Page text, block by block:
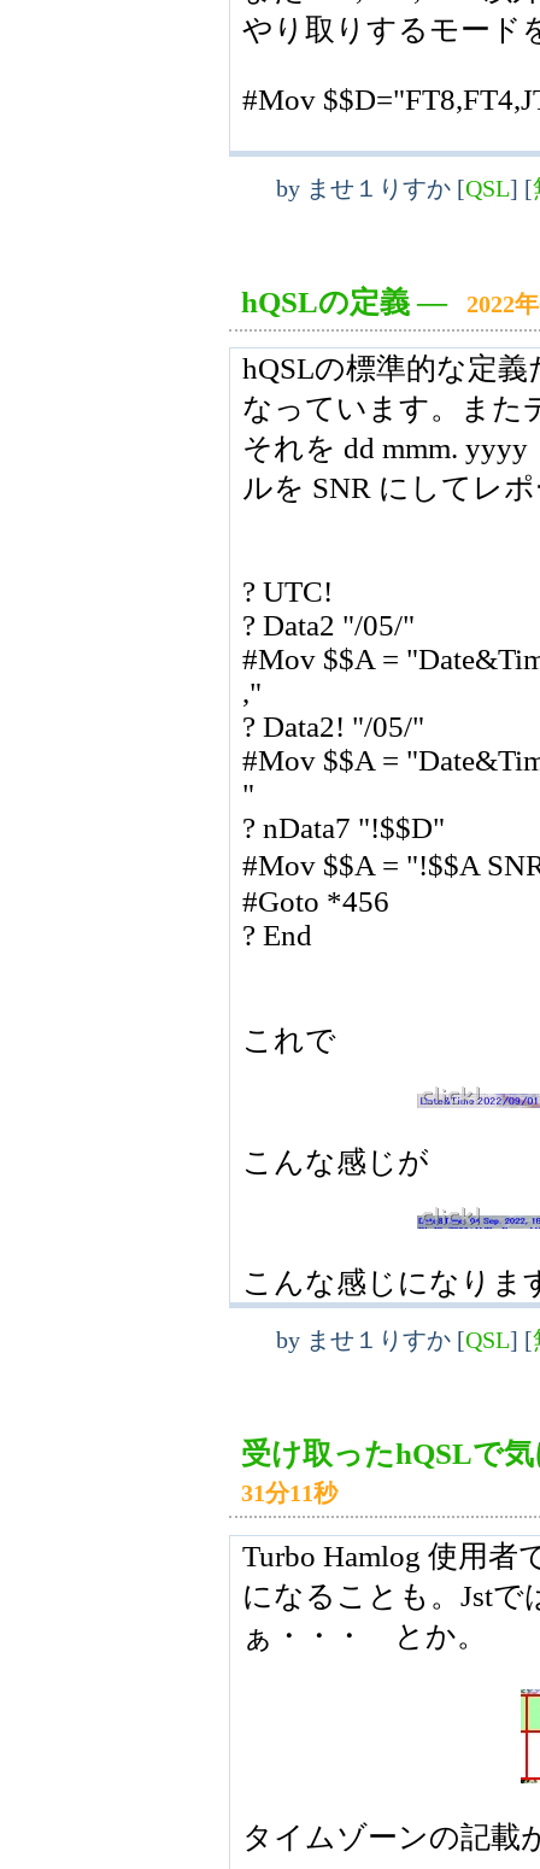
やり取りするモード
#Mov
by ませ１りすか [QSL] [
hQSLの定義― 2022
hQSLの標準的な定義
なっています。また
それを dd mmm.
ルを SNR にしてレ
? UTC!
? Data2 "/05/"
#Mov $$A =
,"
? Data2! "/05/"
#Mov $$A =
"
? nData7 "!$$D"
#Mov $$A = "!$$A
#Goto *456
? End
これで
こんな感じが
こんな感じになりま
by ませ１りすか [QSL] [
受け取ったhQSLで
31分11秒
Turbo Hamlog 使用者
になることも。Jstで
ぁ・・・ とか。
タイムゾーンの記載